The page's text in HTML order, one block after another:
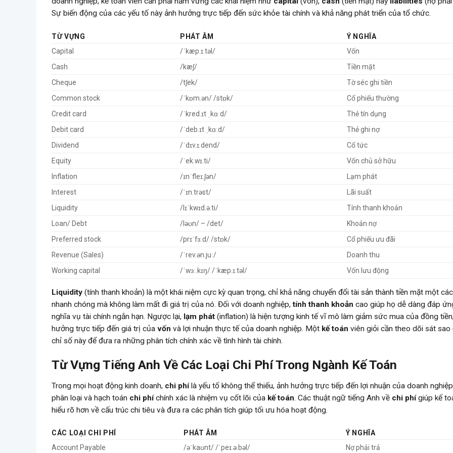
Sự biến động của các yếu tố này ảnh hưởng trực tiếp đến sức khỏe tài chính và khả năng phát triển của tổ chức.
TỪ VỰNG PHÁT ÂM
Ý NGHĨA
Capital
/ˈkæp.ɪ.təl/
Vốn
Cash
/kæʃ/
Tiền mặt
Cheque
/tʃek/
Tờ séc ghi tiền
Common stock
/ˈkɒm.ən/ /stɒk/
Cổ phiếu thường
Credit card
/ˈkred.ɪt ˌkɑːd/
Thẻ tín dụng
Debit card
/ˈdeb.ɪt ˌkɑːd/
Thẻ ghi nợ
Dividend
/ˈdɪv.ɪ.dend/
Cổ tức
Equity
/ˈek.wɪ.ti/
Vốn chủ sở hữu
Inflation
/ɪnˈfleɪ.ʃən/
Lạm phát
Interest
/ˈɪn.trəst/
Lãi suất
Liquidity
/lɪˈkwɪd.ə.ti/
Tính thanh khoản
Loan/ Debt
/ləʊn/ – /det/
Khoản nợ
Preferred stock
/prɪˈfɜːd/ /stɒk/
Cổ phiếu ưu đãi
Revenue (Sales)
/ˈrev.ən.juː/
Doanh thu
Working capital
/ˈwɜː.kɪŋ/ /ˈkæp.ɪ.təl/ Vốn lưu động
Liquidity (tính thanh khoản) là một khái niệm cực kỳ quan trọng, chỉ khả năng chuyển đổi tài sản thành tiền mặt một
nhanh chóng mà không làm mất đi giá trị của nó. Đối với doanh nghiệp,tính thanh khoản cao giúp họ dễ dàng đáp
nghĩa vụ tài chính ngắn hạn. Ngược lại, lạm phát (inflation) là hiện tượng kinh tế vĩ mô làm giảm sức mua của đồng
hưởng trực tiếp đến giá trị của vốn và lợi nhuận thực tế của doanh nghiệp. Một kế toán viên giỏi cần theo dõi sát sao
chỉ số này để đưa ra những phân tích chính xác về tình hình tài chính.
Từ Vựng Tiếng Anh Về Các Loại Chi Phí Trong Ngành Kế Toán
Trong mọi hoạt động kinh doanh, chi phílà yếu tố không thể thiếu, ảnh hưởng trực tiếp đến lợi nhuận của doanh
phân loại và hạch toán chi phíchính xác là nhiệm vụ cốt lõi của kế toán . Các thuật ngữ tiếng Anh về chi phígiúp kế
hiểu rõ hơn về cấu trúc chi tiêu và đưa ra các phân tích giúp tối ưu hóa hoạt động.
CÁC LOẠI CHI PHÍ PHÁT ÂM
Ý NGHĨA
Account Payable
/əˈkaʊnt/ /ˈpeɪ.ə.bəl/ Nợ phải trả